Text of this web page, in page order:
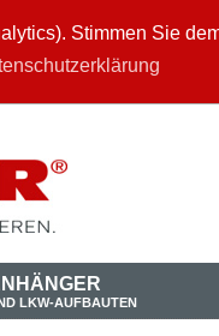
Stimmen Sie
LKW-AUFBAUTEN